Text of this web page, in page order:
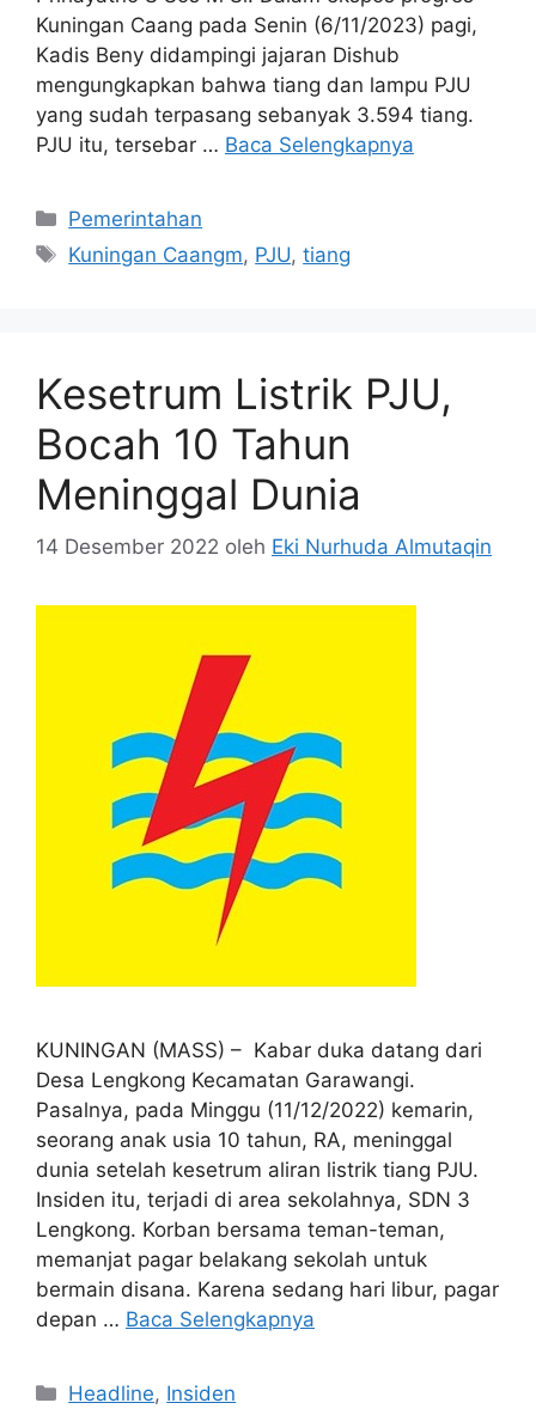
Kuningan Caang pada Senin (6/11/2023) pagi,
Kadis Beny didampingi jajaran Dishub
mengungkapkan bahwa tiang dan lampu PJU
yang sudah terpasang sebanyak 3.594 tiang.
PJU itu, tersebar … Baca Selengkapnya
Kategori
Pemerintahan
Tag
Kuningan Caangm, PJU,tiang
Kesetrum Listrik PJU,
Bocah 10 Tahun
Meninggal Dunia
14 Desember 2022 oleh Eki Nurhuda Almutaqin
KUNINGAN (MASS) – Kabar duka datang dari
Desa Lengkong Kecamatan Garawangi.
Pasalnya, pada Minggu (11/12/2022) kemarin,
seorang anak usia 10 tahun, RA, meninggal
dunia setelah kesetrum aliran listrik tiang PJU.
Insiden itu, terjadi di area sekolahnya, SDN 3
Lengkong. Korban bersama teman-teman,
memanjat pagar belakang sekolah untuk
bermain disana. Karena sedang hari libur, pagar
depan … Baca Selengkapnya
Kategori
Headline, Insiden